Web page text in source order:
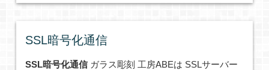
SSL暗号化通信
SSL暗号化通信ガラス彫刻 工房ABEは SSLサーバー